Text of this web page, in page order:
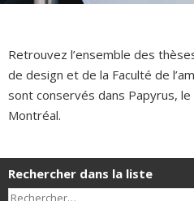
Retrouvez l’ensemble des
de design et de la Faculté de
sont conservés dans Papyrus,
Montréal.
Rechercher dans la liste